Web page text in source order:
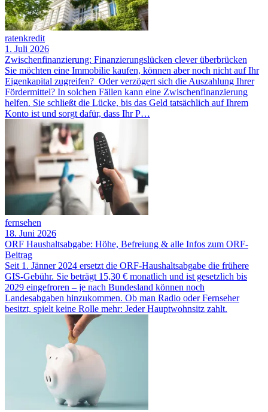
ratenkredit
1. Juli 2026
Zwischenfinanzierung: Finanzierungslücken clever überbrücken
Sie möchten eine Immobilie kaufen, können aber noch nicht auf Ihr
Eigenkapital zugreifen? Oder verzögert sich die Auszahlung Ihrer
Fördermittel? In solchen Fällen kann eine Zwischenfinanzierung
helfen. Sie schließt die Lücke, bis das Geld tatsächlich auf Ihrem
Konto ist und sorgt dafür, dass Ihr P…
fernsehen
18. Juni 2026
ORF Haushaltsabgabe: Höhe, Befreiung & alle Infos zum ORF-
Beitrag
Seit 1. Jänner 2024 ersetzt die ORF-Haushaltsabgabe die frühere
GIS-Gebühr. Sie beträgt 15,30 € monatlich und ist gesetzlich bis
2029 eingefroren – je nach Bundesland können noch
Landesabgaben hinzukommen. Ob man Radio oder Fernseher
besitzt, spielt keine Rolle mehr: Jeder Hauptwohnsitz zahlt.